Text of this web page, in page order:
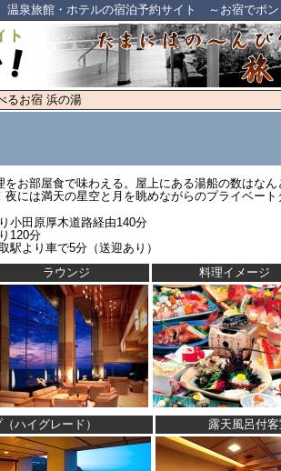
温泉旅館・ホテルの宿泊予約サイト ～お宿でポン
るお宿 浜の湯
お部屋食で味わえる。屋上にある湯船の数はな
には満天の星空と月を眺めながらのプライベート
小田原厚木道路経由140分
120分
駅より車で5分（送迎あり）
ラウンジ 料理イメージ
ハイグレード） 露天風呂付